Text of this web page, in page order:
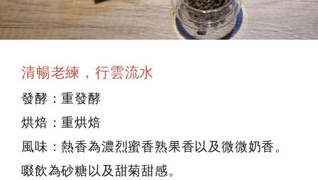
清暢老練，行雲流水
發酵：重發酵
烘焙：重烘焙
風味：熱香為濃烈蜜香熟果香以及微微奶香。
啜飲為砂糖以及甜菊甜感。